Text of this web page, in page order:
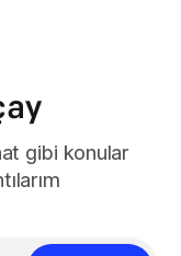
gibi konular